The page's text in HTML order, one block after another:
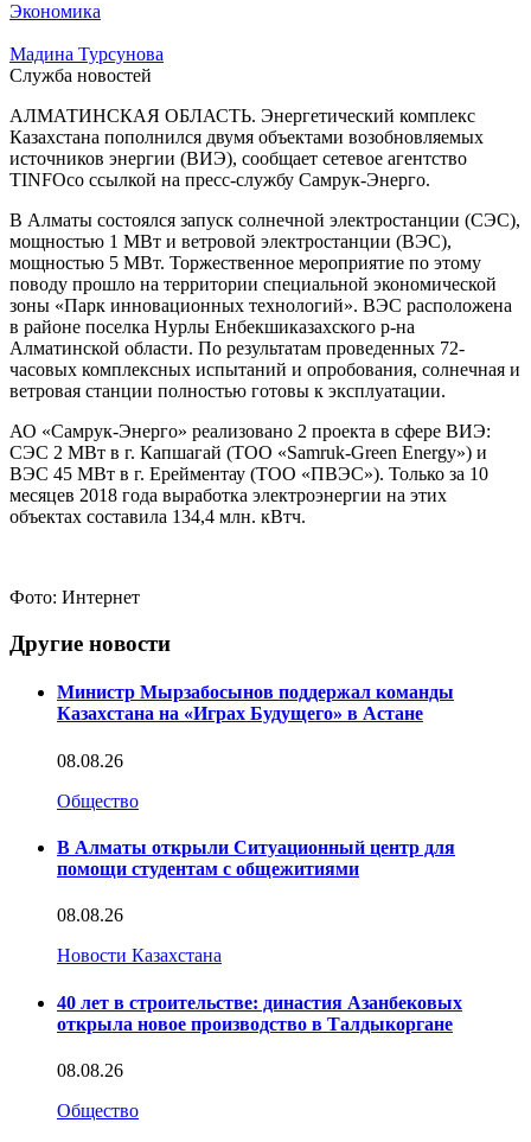
Экономика
Мадина Турсунова
Служба новостей
АЛМАТИНСКАЯ ОБЛАСТЬ. Энергетический комплекс
Казахстана пополнился двумя объектами возобновляемых
источников энергии (ВИЭ), сообщает сетевое агентство
TINFOсо ссылкой на пресс-службу Самрук-Энерго.
В Алматы состоялся запуск солнечной электростанции (СЭС),
мощностью 1 МВт и ветровой электростанции (ВЭС),
мощностью 5 МВт. Торжественное мероприятие по этому
поводу прошло на территории специальной экономической
зоны «Парк инновационных технологий». ВЭС расположена
в районе поселка Нурлы Енбекшиказахского р-на
Алматинской области. По результатам проведенных 72-
часовых комплексных испытаний и опробования, солнечная и
ветровая станции полностью готовы к эксплуатации.
АО «Самрук-Энерго» реализовано 2 проекта в сфере ВИЭ:
СЭС 2 МВт в г. Капшагай (ТОО «Samruk-Green Energy») и
ВЭС 45 МВт в г. Ерейментау (ТОО «ПВЭС»). Только за 10
месяцев 2018 года выработка электроэнергии на этих
объектах составила 134,4 млн. кВтч.
Фото: Интернет
Другие новости
Министр Мырзабосынов поддержал команды
Казахстана на «Играх Будущего» в Астане
08.08.26
Общество
В Алматы открыли Ситуационный центр для
помощи студентам с общежитиями
08.08.26
Новости Казахстана
40 лет в строительстве: династия Азанбековых
открыла новое производство в Талдыкоргане
08.08.26
Общество